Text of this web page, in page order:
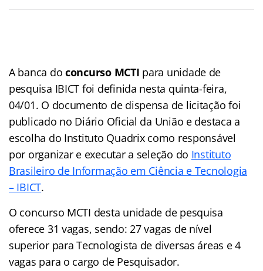
A banca doconcurso MCTI para unidade de
pesquisa IBICT foi definida nesta quinta-feira,
04/01. O documento de dispensa de licitação foi
publicado no Diário Oficial da União e destaca a
escolha do Instituto Quadrix como responsável
por organizar e executar a seleção do Instituto
Brasileiro de Informação em Ciência e Tecnologia
– IBICT.
O concurso MCTI desta unidade de pesquisa
oferece 31 vagas, sendo: 27 vagas de nível
superior para Tecnologista de diversas áreas e 4
vagas para o cargo de Pesquisador.